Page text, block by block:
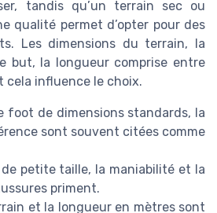
tandis qu’un terrain sec ou
qualité permet d’opter pour des
Les dimensions du terrain, la
but, la longueur comprise entre
cela influence le choix.
foot de dimensions standards, la
sont souvent citées comme
petite taille, la maniabilité et la
priment.
et la longueur en mètres sont